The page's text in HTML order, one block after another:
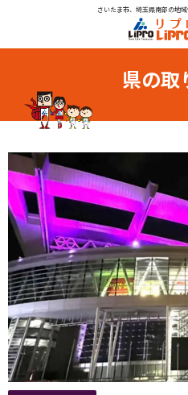
さいたま市、埼玉県南部の地
県の取